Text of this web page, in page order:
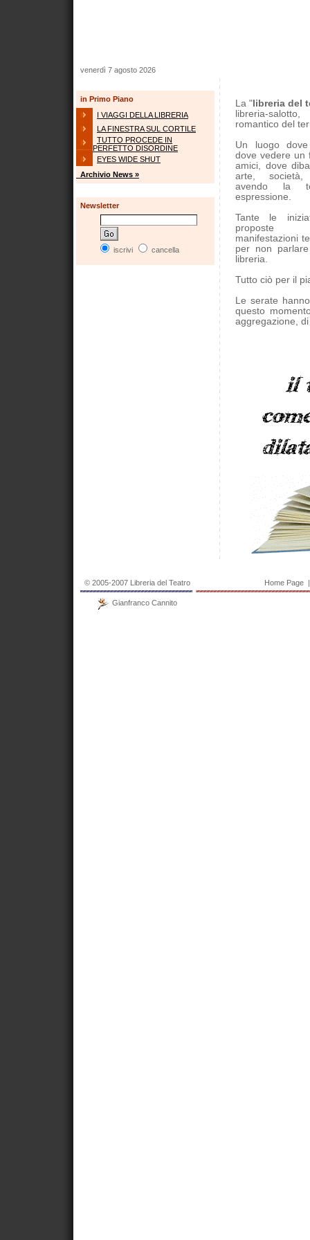
venerdì 7 agosto 2026
in Primo Piano
I VIAGGI DELLA LIBRERIA
LA FINESTRA SUL CORTILE
TUTTO PROCEDE IN
PERFETTO DISORDINE
EYES WIDE SHUT
Archivio News »
Newsletter
iscrivi cancella
La " libreria del
libreria-
romantico del
Un luogo
dove vedere un
amici, dove
arte,
avendo la
espressione.
Tante le
proposte
manifestazioni
per non
libreria.
Tutto ciò per il
Le serate
questo
aggregazione,
© 2005-2007 Libreria del Teatro Home Page
Gianfranco Cannito